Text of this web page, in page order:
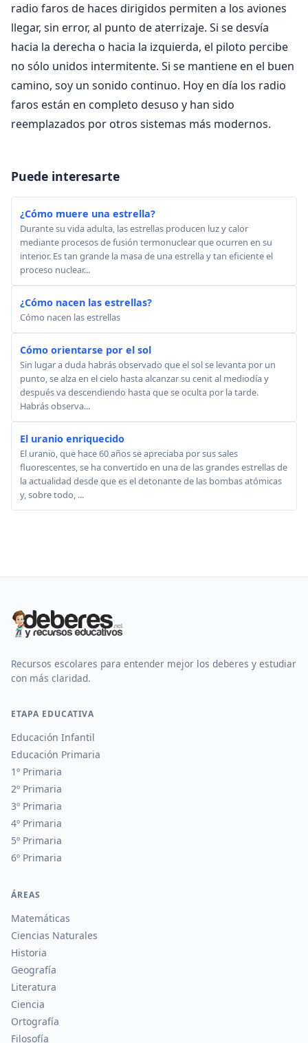
radio faros de haces dirigidos permiten a los aviones
llegar, sin error, al punto de aterrizaje. Si se desvía
hacia la derecha o hacia la izquierda, el piloto percibe
no sólo unidos intermitente. Si se mantiene en el buen
camino, soy un sonido continuo. Hoy en día los radio
faros están en completo desuso y han sido
reemplazados por otros sistemas más modernos.
Puede interesarte
¿Cómo muere una estrella?
Durante su vida adulta, las estrellas producen luz y calor
mediante procesos de fusión termonuclear que ocurren en su
interior. Es tan grande la masa de una estrella y tan eficiente el
proceso nuclear...
¿Cómo nacen las estrellas?
Cómo nacen las estrellas
Cómo orientarse por el sol
Sin lugar a duda habrás observado que el sol se levanta por un
punto, se alza en el cielo hasta alcanzar su cenit al mediodía y
después va descendiendo hasta que se oculta por la tarde.
Habrás observa...
El uranio enriquecido
El uranio, que hace 60 años se apreciaba por sus sales
fluorescentes, se ha convertido en una de las grandes estrellas de
la actualidad desde que es el detonante de las bombas atómicas
y, sobre todo, ...
Recursos escolares para entender mejor los deberes y estudiar
con más claridad.
ETAPA EDUCATIVA
Educación Infantil
Educación Primaria
1º Primaria
2º Primaria
3º Primaria
4º Primaria
5º Primaria
6º Primaria
ÁREAS
Matemáticas
Ciencias Naturales
Historia
Geografía
Literatura
Ciencia
Ortografía
Filosofía